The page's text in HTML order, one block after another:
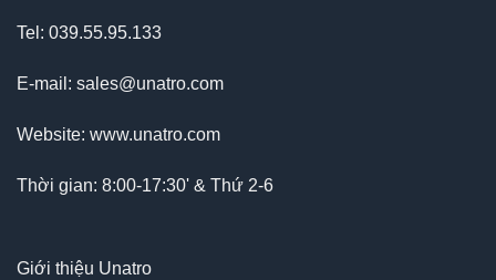
Tel: 039.55.95.133
E-mail: sales@unatro.com
Website: www.unatro.com
Thời gian: 8:00-17:30' & Thứ 2-6
Giới thiệu Unatro